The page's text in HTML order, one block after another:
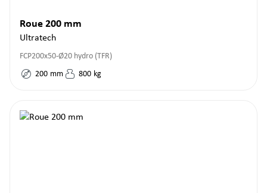
Roue 200 mm
Ultratech
FCP200x50-Ø20 hydro (TFR)
200 mm 800 kg